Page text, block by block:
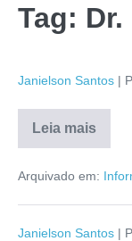
Tag:
Janielson Santos |
Leia mais
Arquivado em:
Janielson Santos |